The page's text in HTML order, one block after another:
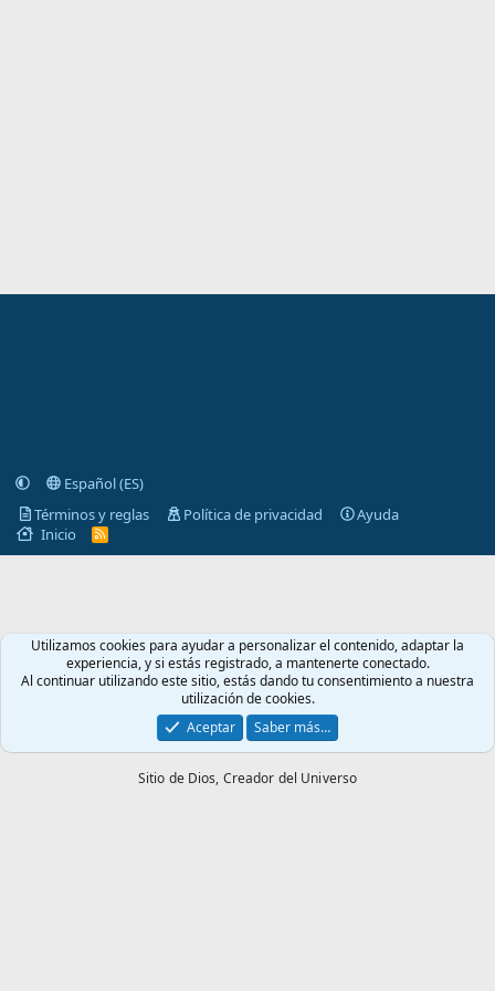
Español (ES)
Términos y reglas
Política de privacidad
Ayuda
Inicio
R
S
Utilizamos cookies para ayudar a personalizar el contenido, adaptar la
experiencia, y si estás registrado, a mantenerte conectado.
Al continuar utilizando este sitio, estás dando tu consentimiento a nuestra
utilización de cookies.
Aceptar
Saber más…
Sitio de Dios, Creador del Universo